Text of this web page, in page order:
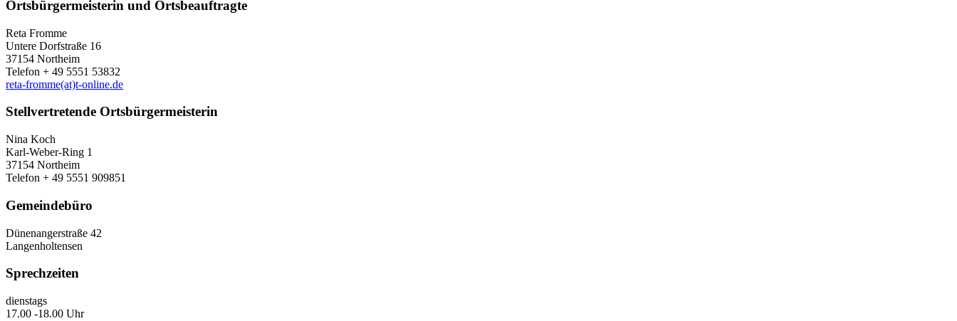
Ortsbürgermeisterin und Ortsbeauftragte
Reta Fromme
Untere Dorfstraße 16
37154 Northeim
Telefon + 49 5551 53832
reta-fromme(at)t-online.de
Stellvertretende Ortsbürgermeisterin
Nina Koch
Karl-Weber-Ring 1
37154 Northeim
Telefon + 49 5551 909851
Gemeindebüro
Dünenangerstraße 42
Langenholtensen
Sprechzeiten
dienstags
17.00 -18.00 Uhr